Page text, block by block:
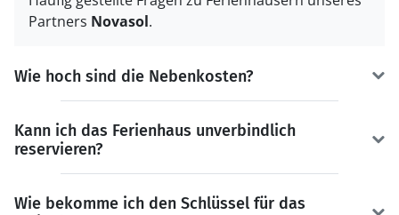
Partners Novasol.
Wie hoch sind die Nebenkosten?
Kann ich das Ferienhaus unverbindlich
reservieren?
Wie bekomme ich den Schlüssel für das